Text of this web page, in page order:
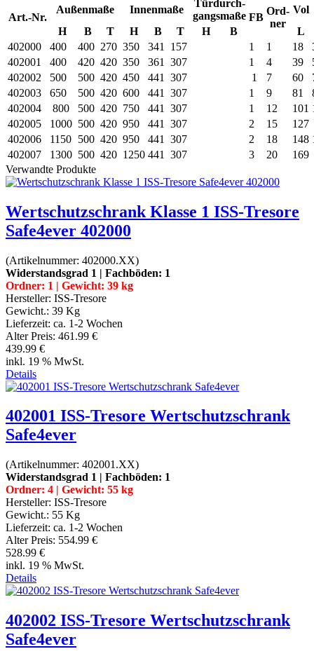
Art.-Nr.
Außenmaße Innenmaße
Türdurch-
gangsmaße FB
Ord-
ner
Vol
H
B T H B T H B
L
402000
400 400 270 350 341 157 1 1 18
402001
400 420 420 350 361 307 1 4 39
402002
500 500 420 450 441 307 1 7 60
402003
650 500 420 600 441 307 1 9 81
402004
800 500 420 750 441 307 1 12 101
402005
1000 500 420 950 441 307 2 15 127
402006
1150 500 420 950 441 307 2 18 148
402007
1300 500 420 1250 441 307 3 20 169
Verwandte Produkte
Wertschutzschrank Klasse 1 ISS-Tresore
Safe4ever 402000
(Artikelnummer: 402000.XX)
Widerstandsgrad 1 | Fachböden: 1
Ordner: 1 | Gewicht: 39 kg
Hersteller: ISS-Tresore
Gewicht.: 39 Kg
Lieferzeit: ca. 1-2 Wochen
Alter Preis: 461.99 €
439.99 €
inkl. 19 % MwSt.
Details
402001 ISS-Tresore Wertschutzschrank
Safe4ever
(Artikelnummer: 402001.XX)
Widerstandsgrad 1 | Fachböden: 1
Ordner: 4 | Gewicht: 55 kg
Hersteller: ISS-Tresore
Gewicht.: 55 Kg
Lieferzeit: ca. 1-2 Wochen
Alter Preis: 554.99 €
528.99 €
inkl. 19 % MwSt.
Details
402002 ISS-Tresore Wertschutzschrank
Safe4ever